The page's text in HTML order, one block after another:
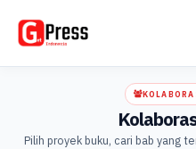
Pilih proyek buku, cari bab yang